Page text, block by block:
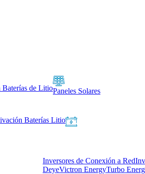
de LitioPaneles Solares
Baterías Litio
Inversores de Conexión a Red
DeyeVictron EnergyTurbo